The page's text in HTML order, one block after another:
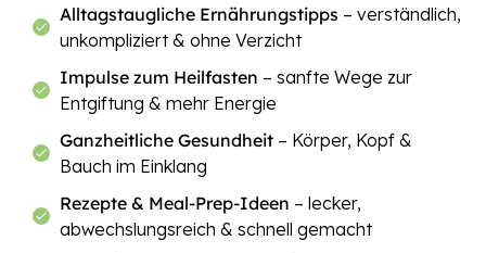
Alltagstaugliche Ernährungstipps – verständlich,
unkompliziert & ohne Verzicht
Impulse zum Heilfasten – sanfte Wege zur
Entgiftung & mehr Energie
Ganzheitliche Gesundheit – Körper, Kopf &
Bauch im Einklang
Rezepte & Meal-Prep-Ideen – lecker,
abwechslungsreich & schnell gemacht